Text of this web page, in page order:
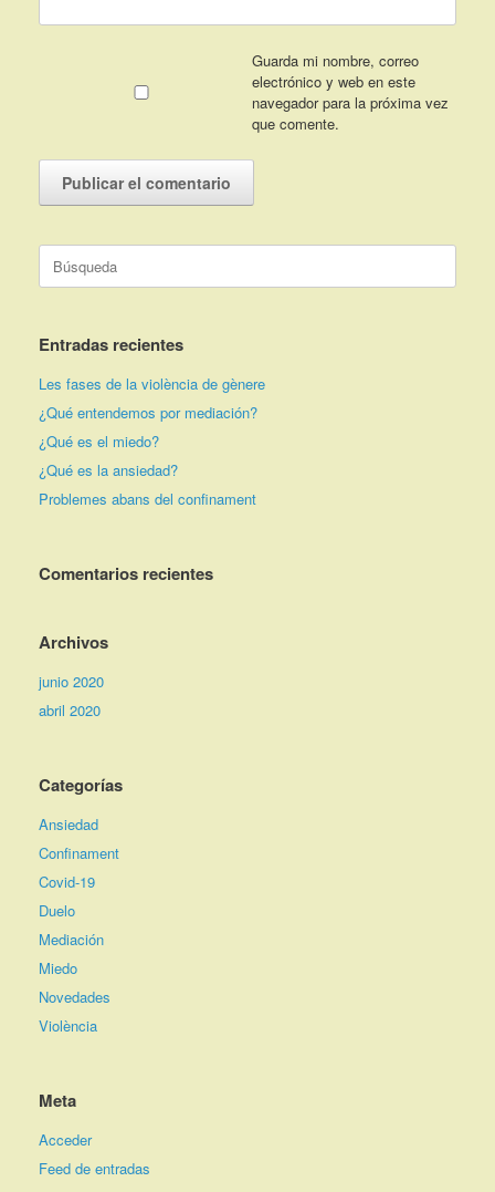
Guarda mi nombre, correo
electrónico y web en este
navegador para la próxima vez
que comente.
Buscar:
Entradas recientes
Les fases de la violència de gènere
¿Qué entendemos por mediación?
¿Qué es el miedo?
¿Qué es la ansiedad?
Problemes abans del confinament
Comentarios recientes
Archivos
junio 2020
abril 2020
Categorías
Ansiedad
Confinament
Covid-19
Duelo
Mediación
Miedo
Novedades
Violència
Meta
Acceder
Feed de entradas